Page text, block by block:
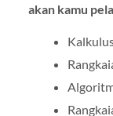
akan kamu